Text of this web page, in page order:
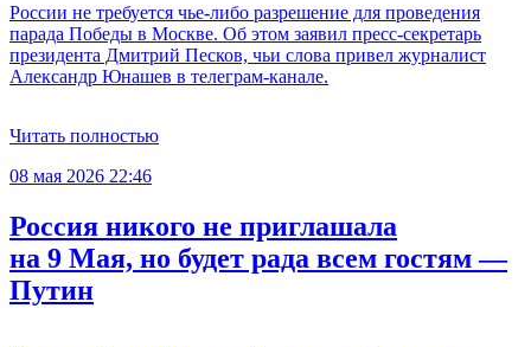
России не требуется чье-либо разрешение для проведения
парада Победы в Москве. Об этом заявил пресс-секретарь
президента Дмитрий Песков, чьи слова привел журналист
Александр Юнашев в телеграм-канале.
Читать полностью
08 мая 2026 22:46
Россия никого не приглашала
на 9 Мая, но будет рада всем гостям —
Путин